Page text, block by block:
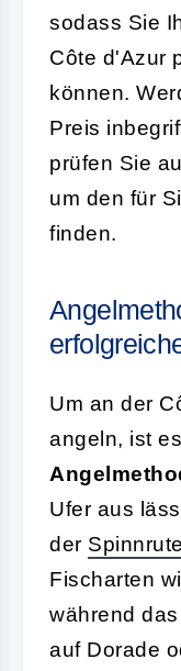
sodass Sie
Côte d'Azur
können.
Preis
prüfen Sie
um den für
finden.
Um an der
angeln, ist
Ufer aus
der Spinnrute
Fischarten
während
auf Dorade